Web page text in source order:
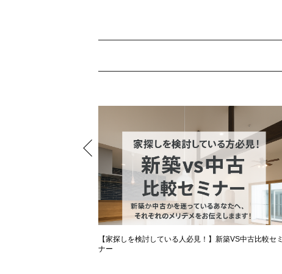
【家探しを検討している人必見！】新築VS中古比較セミ
ナー